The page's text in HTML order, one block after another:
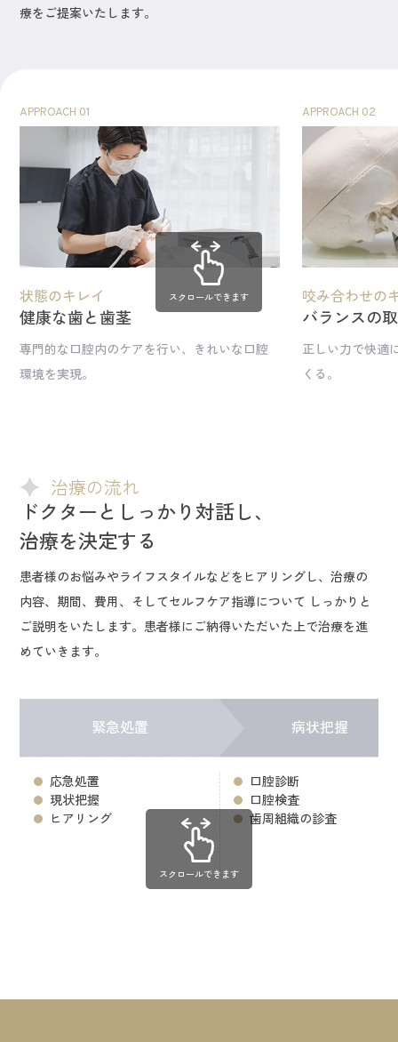
療をご提案いたします。
APPROACH 01
状態のキレイ
健康な歯と歯茎
専門的な口腔内のケアを行い、きれいな口腔
環境を実現。
APPROACH 02
咬み合わせの
バランスの
正しい力で快適
くる。
スクロールできます
治療の流れ
ドクターとしっかり対話し、
治療を決定する
患者様のお悩みやライフスタイルなどをヒアリングし、治療の
内容、期間、費用、そしてセルフケア指導について しっかりと
ご説明をいたします。患者様にご納得いただいた上で治療を進
めていきます。
緊急処置
応急処置
現状把握
ヒアリング
病状把握
口腔診断
口腔検査
歯周組織の診査
スクロールできます